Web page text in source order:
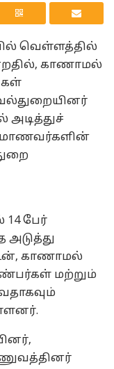
வெள்ளத்தில்
காணாமல்
அடித்துச்
மாணவர்களின்
14 பேர்
காணாமல்
மற்றும்